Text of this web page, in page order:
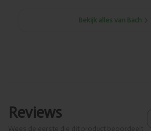
Bekijk alles van Bach
Reviews